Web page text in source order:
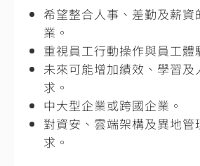
希望整合人事、差勤及薪資
業。
重視員工行動操作與員工體
未來可能增加績效、學習及
求。
中大型企業或跨國企業。
對資安、雲端架構及異地管
求。